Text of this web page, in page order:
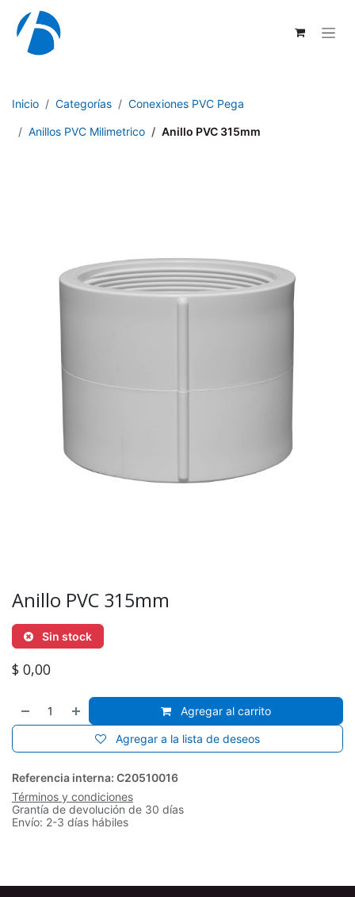
Ir al contenido
Inicio Categorías Conexiones PVC Pega
Anillos PVC Milimetrico Anillo PVC 315mm
Anillo PVC 315mm
Sin stock
$ 0,00
Agregar al carrito
Agregar a la lista de deseos
Referencia interna: C20510016
Términos y condiciones
Grantía de devolución de 30 días
Envío: 2-3 días hábiles